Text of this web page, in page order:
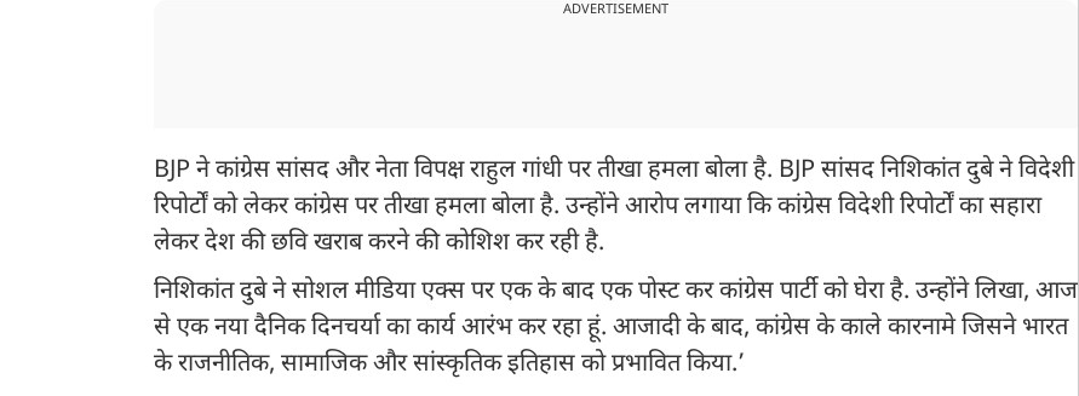
ADVERTISEMENT
BJP ने कांग्रेस सांसद और नेता विपक्ष राहुल गांधी पर तीखा हमला बोला है. BJP सांसद निशिकांत दुबे ने विदेशी
रिपोर्टों को लेकर कांग्रेस पर तीखा हमला बोला है. उन्होंने आरोप लगाया कि कांग्रेस विदेशी रिपोर्टों का सहारा
लेकर देश की छवि खराब करने की कोशिश कर रही है.
निशिकांत दुबे ने सोशल मीडिया एक्स पर एक के बाद एक पोस्ट कर कांग्रेस पार्टी को घेरा है. उन्होंने लिखा, आज
से एक नया दैनिक दिनचर्या का कार्य आरंभ कर रहा हूं. आजादी के बाद, कांग्रेस के काले कारनामे जिसने भारत
के राजनीतिक, सामाजिक और सांस्कृतिक इतिहास को प्रभावित किया.’